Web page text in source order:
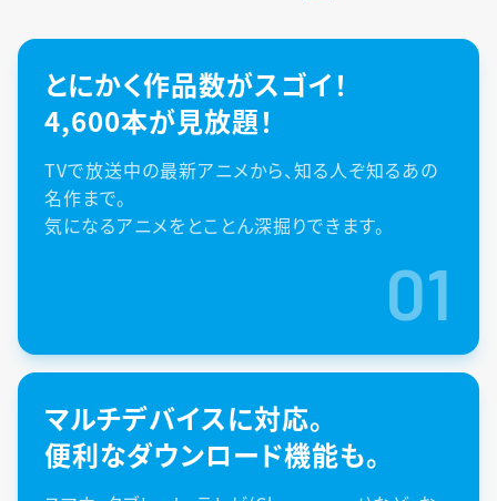
とにかく作品数がスゴイ！
4,600本が見放題！
TVで放送中の最新アニメから、知る人ぞ知るあの
名作まで。
気になるアニメをとことん深掘りできます。
01
マルチデバイスに対応。
便利なダウンロード機能も。